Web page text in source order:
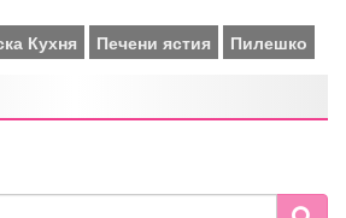
Кухня Печени ястия Пилешко